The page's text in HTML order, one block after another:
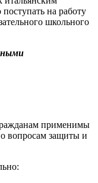
на работу
школьного
применимы
вопросам защиты и